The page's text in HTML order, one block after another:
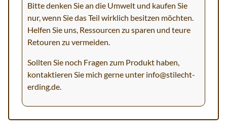
Bitte denken Sie an die Umwelt und kaufen Sie
nur, wenn Sie das Teil wirklich besitzen möchten.
Helfen Sie uns, Ressourcen zu sparen und teure
Retouren zu vermeiden.
Sollten Sie noch Fragen zum Produkt haben,
kontaktieren Sie mich gerne unter info@stilecht-
erding.de.